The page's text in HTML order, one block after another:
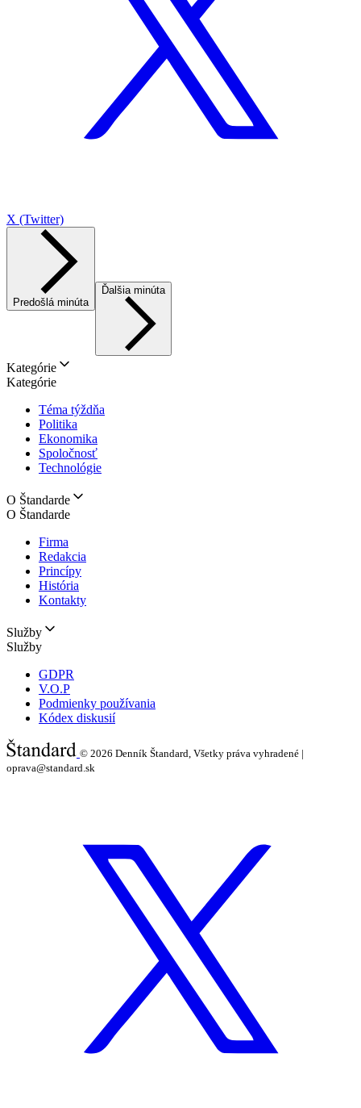
X (Twitter)
Predošlá minúta
Ďalšia minúta
Kategórie
Kategórie
Téma týždňa
Politika
Ekonomika
Spoločnosť
Technológie
O Štandarde
O Štandarde
Firma
Redakcia
Princípy
História
Kontakty
Služby
Služby
GDPR
V.O.P
Podmienky používania
Kódex diskusií
© 2026 Denník Štandard, Všetky práva vyhradené |
oprava@standard.sk